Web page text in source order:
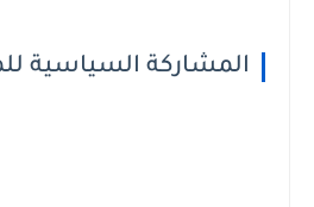
المشاركة السياسية